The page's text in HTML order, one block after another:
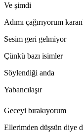
Ve şimdi
Adımı çağırıyorum
Sesim geri gelmiyor
Çünkü bazı isimler
Söylendiği anda
Yabancılaşır
Geceyi bırakıyorum
Ellerimden düşsün diye